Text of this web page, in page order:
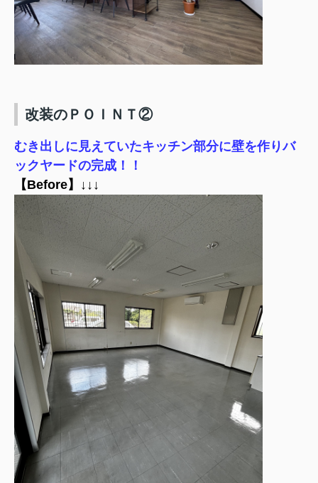
改装のＰＯＩＮＴ②
むき出しに見えていたキッチン部分に壁を作りバ
ックヤードの完成！！
【Before】↓↓↓